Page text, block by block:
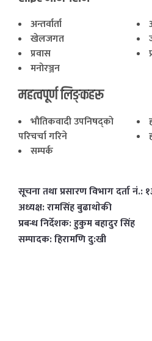
अन्तर्वार्ता
खेलजगत
प्रवास
मनोरञ्जन
महत्वपूर्ण लिङ्कहरू
भाैतिकवादी उपनिषद्काे
परिचर्चा गरिने
सम्पर्क
सूचना तथा प्रसारण विभाग दर्ता
अध्यक्ष: रामसिंह बुढाथाेकी
प्रबन्ध निर्देशक: हुकुम बहादुर सिंह
सम्पादक: हिरामणि दु:खी